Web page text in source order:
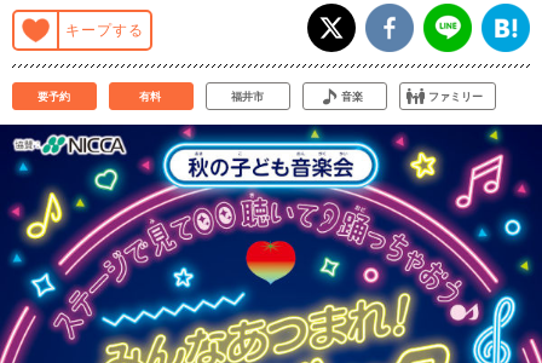
キープする
要予約 有料 福井市 音楽 ファミリー